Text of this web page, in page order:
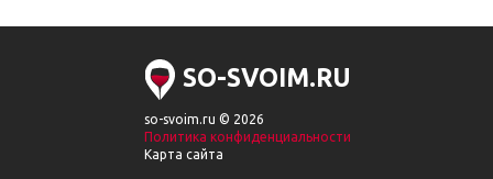
SO-SVOIM.RU
so-svoim.ru © 2026
Политика конфиденциальности
Карта сайта